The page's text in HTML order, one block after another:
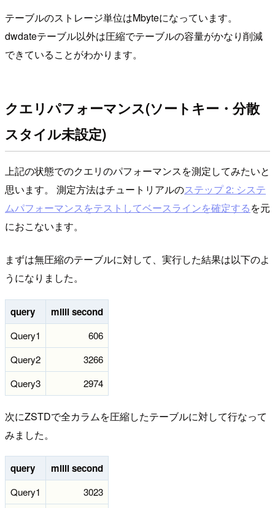
テーブルのストレージ単位はMbyteになっています。
dwdateテーブル以外は圧縮でテーブルの容量がかなり削減
できていることがわかります。
クエリパフォーマンス(ソートキー・分散
スタイル未設定)
上記の状態でのクエリのパフォーマンスを測定してみたいと
思います。 測定方法はチュートリアルのステップ 2: システ
ムパフォーマンスをテストしてベースラインを確定するを元
におこないます。
まずは無圧縮のテーブルに対して、実行した結果は以下のよ
うになりました。
query milli second
Query1
606
Query2
3266
Query3
2974
次にZSTDで全カラムを圧縮したテーブルに対して行なって
みました。
query milli second
Query1
3023